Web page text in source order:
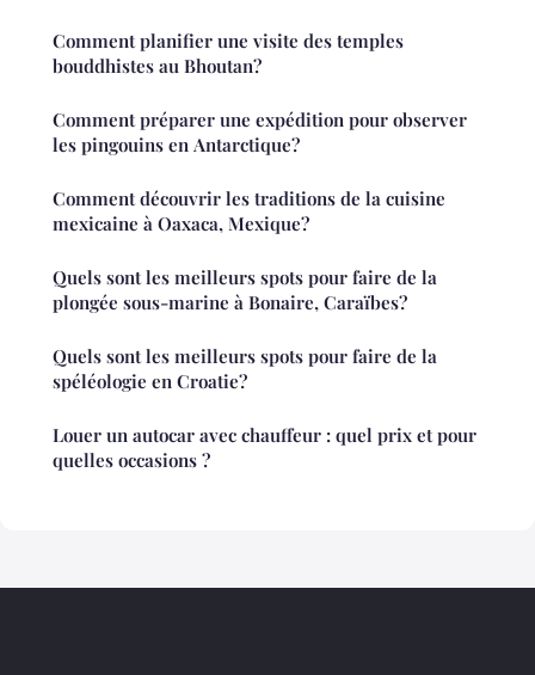
Comment planifier une visite des temples
bouddhistes au Bhoutan?
Comment préparer une expédition pour observer
les pingouins en Antarctique?
Comment découvrir les traditions de la cuisine
mexicaine à Oaxaca, Mexique?
Quels sont les meilleurs spots pour faire de la
plongée sous-marine à Bonaire, Caraïbes?
Quels sont les meilleurs spots pour faire de la
spéléologie en Croatie?
Louer un autocar avec chauffeur : quel prix et pour
quelles occasions ?